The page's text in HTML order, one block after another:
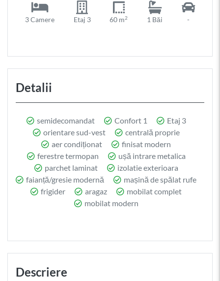
3 Camere Etaj 3 60 m2 1 Băi -
Detalii
semidecomandat Confort 1
Etaj 3
orientare sud-vest
centrală proprie
aer condiționat
finisat modern
ferestre termopan
ușă intrare metalica
parchet laminat
izolatie exterioara
faianță/gresie modernă
mașină de spălat rufe
frigider
aragaz
mobilat complet
mobilat modern
Descriere